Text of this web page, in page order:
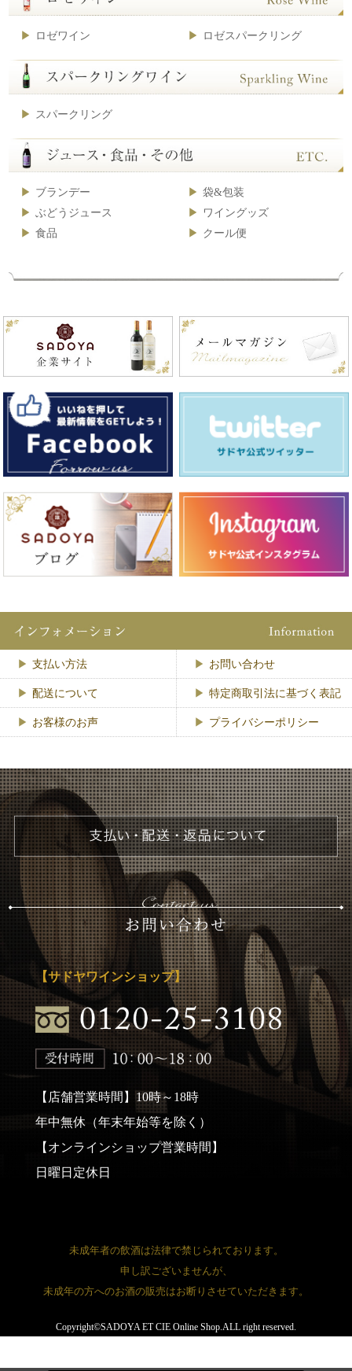
ロゼワイン ロゼスパークリング
スパークリング
ブランデー
袋&包装
ぶどうジュース
ワイングッズ
食品
クール便
支払い方法 お問い合わせ
配送について 特定商取引法に基づく表記
お客様のお声 プライバシーポリシー
【サドヤワインショップ】
【店舗営業時間】10時～18時
年中無休（年末年始等を除く）
【オンラインショップ営業時間】
日曜日定休日
未成年者の飲酒は法律で禁じられております。
申し訳ございませんが、
未成年の方へのお酒の販売はお断りさせていただきます。
Copyright©SADOYA ET CIE Online Shop.ALL right reserved.